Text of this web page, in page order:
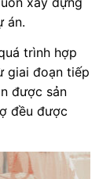
án.
trình hợp
giai đoạn tiếp
được sản
đều được